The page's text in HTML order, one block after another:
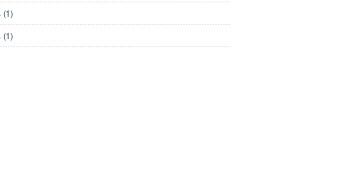
(1)
(1)